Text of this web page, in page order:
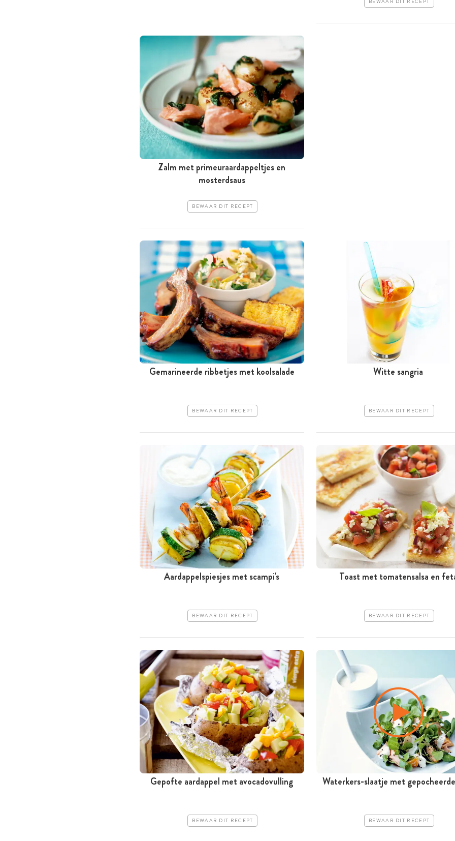
BEWAAR DIT RECEPT
Zalm met primeuraardappeltjes en
mosterdsaus
BEWAAR DIT RECEPT
Gemarineerde ribbetjes met koolsalade
BEWAAR DIT RECEPT
Witte sangria
BEWAAR DIT RECEPT
Aardappelspiesjes met scampi's
BEWAAR DIT RECEPT
Toast met tomatensalsa en
BEWAAR DIT RECEPT
Gepofte aardappel met avocadovulling
BEWAAR DIT RECEPT
Waterkers-slaatje met
BEWAAR DIT RECEPT